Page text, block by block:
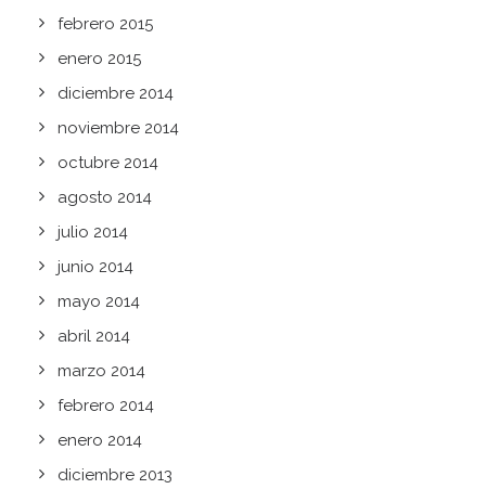
febrero 2015
enero 2015
diciembre 2014
noviembre 2014
octubre 2014
agosto 2014
julio 2014
junio 2014
mayo 2014
abril 2014
marzo 2014
febrero 2014
enero 2014
diciembre 2013